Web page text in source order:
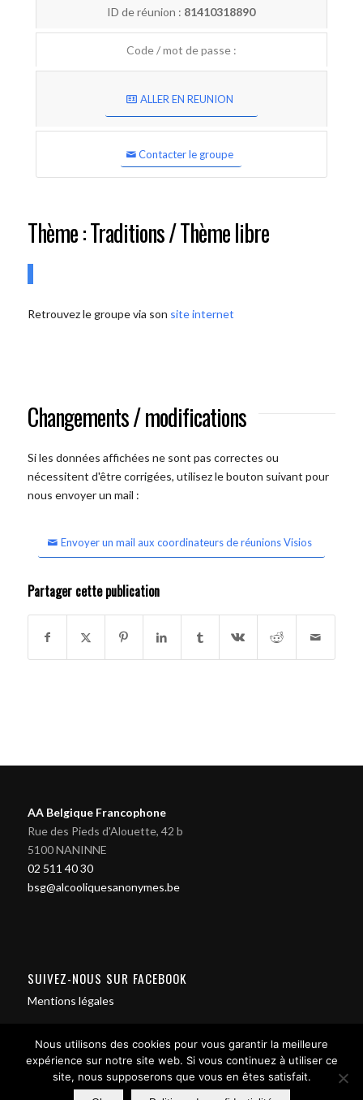
ID de réunion : 81410318890
Code / mot de passe :
ALLER EN REUNION
Contacter le groupe
Thème : Traditions / Thème libre
Retrouvez le groupe via son site internet
Changements / modifications
Si les données affichées ne sont pas correctes ou
nécessitent d'être corrigées, utilisez le bouton suivant pour
nous envoyer un mail :
Envoyer un mail aux coordinateurs de réunions Visios
Partager cette publication
AA Belgique Francophone
Rue des Pieds d'Alouette, 42 b
5100 NANINNE
02 511 40 30
bsg@alcooliquesanonymes.be
SUIVEZ-NOUS SUR FACEBOOK
Mentions légales
Nous utilisons des cookies pour vous garantir la meilleure
expérience sur notre site web. Si vous continuez à utiliser ce
site, nous supposerons que vous en êtes satisfait.
Contact us